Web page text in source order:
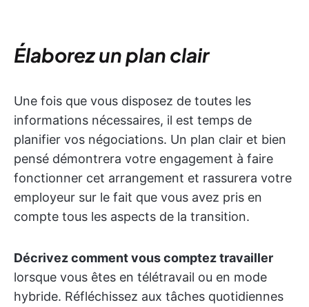
Élaborez un plan clair
Une fois que vous disposez de toutes les
informations nécessaires, il est temps de
planifier vos négociations. Un plan clair et bien
pensé démontrera votre engagement à faire
fonctionner cet arrangement et rassurera votre
employeur sur le fait que vous avez pris en
compte tous les aspects de la transition.
Décrivez comment vous comptez travailler
lorsque vous êtes en télétravail ou en mode
hybride. Réfléchissez aux tâches quotidiennes